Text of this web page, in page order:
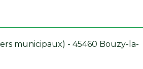
municipaux) - 45460 Bouzy-la-